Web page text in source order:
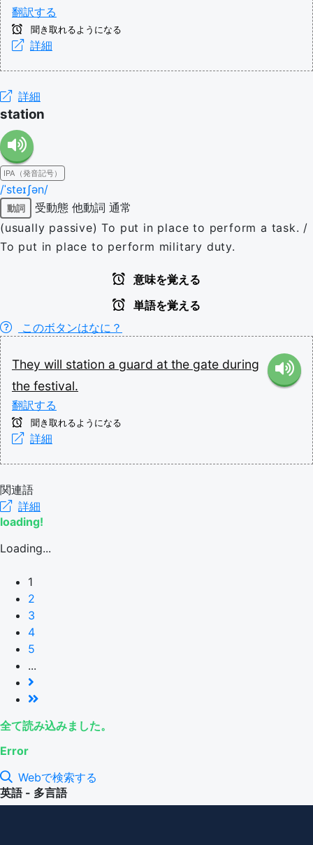
翻訳する
聞き取れるようになる
詳細
詳細
station
IPA（発音記号）
/ˈsteɪʃən/
動詞 受動態 他動詞 通常
(usually passive) To put in place to perform a task. /
To put in place to perform military duty.
意味を覚える
単語を覚える
このボタンはなに？
They will station a guard at the gate during
the festival.
翻訳する
聞き取れるようになる
詳細
関連語
詳細
loading!
Loading...
1
2
3
4
5
...
全て読み込みました。
Error
Webで検索する
英語 - 多言語